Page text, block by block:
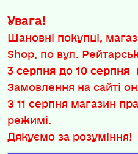
Увага!
Шановні покупці,
Shop, по вул.
3 серпня до10 серпня
Замовлення на сайті
З11 серпня магазин
режимі.
Дякуємо за розуміння!